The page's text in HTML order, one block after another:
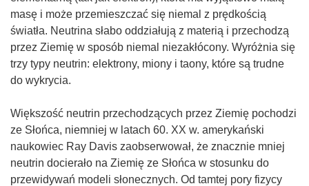
masę i może przemieszczać się niemal z prędkością
światła. Neutrina słabo oddziałują z materią i przechodzą
przez Ziemię w sposób niemal niezakłócony. Wyróżnia się
trzy typy neutrin: elektrony, miony i taony, które są trudne
do wykrycia.
Większość neutrin przechodzących przez Ziemię pochodzi
ze Słońca, niemniej w latach 60. XX w. amerykański
naukowiec Ray Davis zaobserwował, że znacznie mniej
neutrin docierało na Ziemię ze Słońca w stosunku do
przewidywań modeli słonecznych. Od tamtej pory fizycy